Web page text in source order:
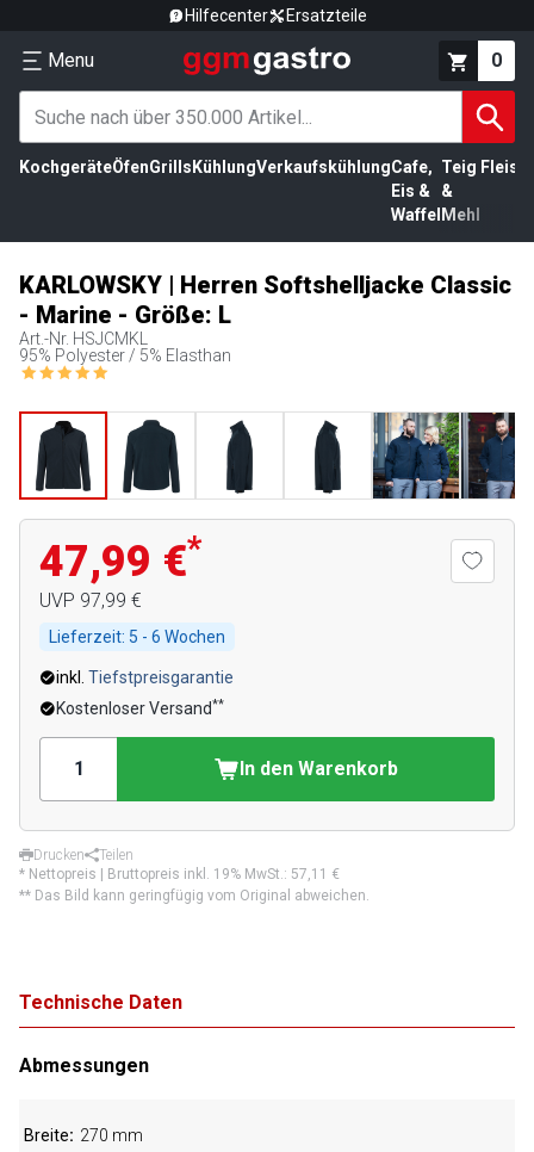
Hilfecenter Ersatzteile
Menu 0
KochgeräteÖfenGrills KühlungVerkaufskühlungCafe,
Eis &
Waffel
Teig
&
Mehl
KARLOWSKY | Herren Softshelljacke Classic
- Marine - Größe: L
Art.-Nr. HSJCMKL
95% Polyester / 5% Elasthan
47,99 €*
UVP 97,99 €
Lieferzeit: 5 - 6 Wochen
inkl. Tiefstpreisgarantie
Kostenloser Versand**
In den Warenkorb
Drucken
Teilen
* Nettopreis | Bruttopreis inkl. 19% MwSt.: 57,11 €
** Das Bild kann geringfügig vom Original abweichen.
Technische Daten
Abmessungen
Breite 270 mm